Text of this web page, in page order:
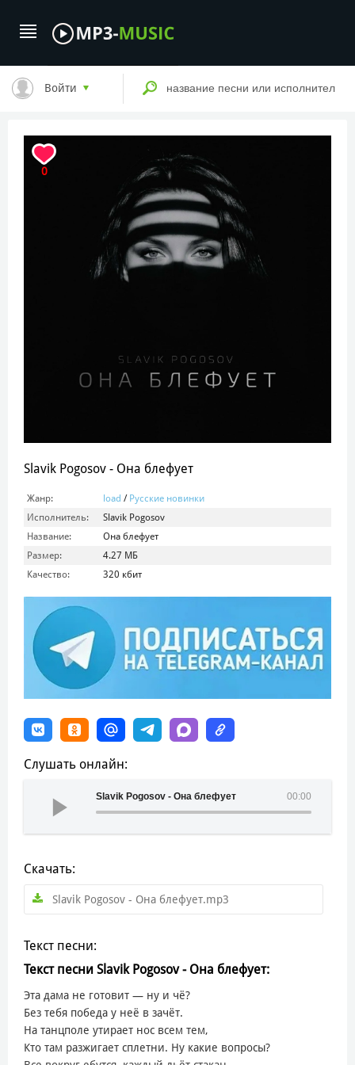
Войти
0
Slavik Pogosov - Она блефует
Жанр: load / Русские новинки
Исполнитель:
Slavik Pogosov
Название:
Она блефует
Размер:
4.27 МБ
Качество:
320 кбит
Слушать онлайн:
00:00
Slavik Pogosov - Она блефует
Скачать:
Slavik Pogosov - Она блефует.mp3
Текст песни:
Текст песни Slavik Pogosov - Она блефует:
Эта дама не готовит — ну и чё?
Без тебя победа у неё в зачёт.
На танцполе утирает нос всем тем,
Кто там разжигает сплетни. Ну какие вопросы?